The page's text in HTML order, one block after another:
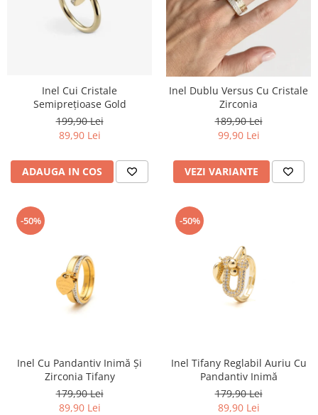
Inel Cui Cristale
Semiprețioase Gold
199,90 Lei
89,90 Lei
ADAUGA IN COS
Inel Dublu Versus Cu Cristale
Zirconia
189,90 Lei
99,90 Lei
VEZI VARIANTE
-50%
Inel Cu Pandantiv Inimă Și
Zirconia Tifany
179,90 Lei
89,90 Lei
-50%
Inel Tifany Reglabil Auriu Cu
Pandantiv Inimă
179,90 Lei
89,90 Lei